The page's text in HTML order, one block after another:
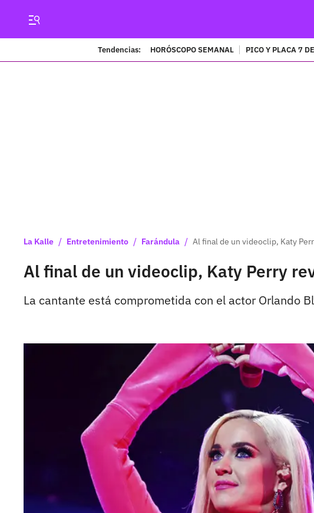
Tendencias: HORÓSCOPO SEMANAL PICO Y PLACA 7
La Kalle / Entretenimiento / Farándula / Al final de un videoclip, Katy
Al final de un videoclip, Katy Perry
La cantante está comprometida con el actor Orlando